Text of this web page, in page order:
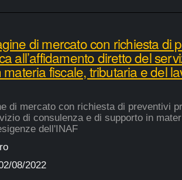
di mercato con richiesta di
all’affidamento diretto del
fiscale, tributaria e del
di mercato con richiesta di preventivi
di consulenza e di supporto in
dell'INAF
08/2022